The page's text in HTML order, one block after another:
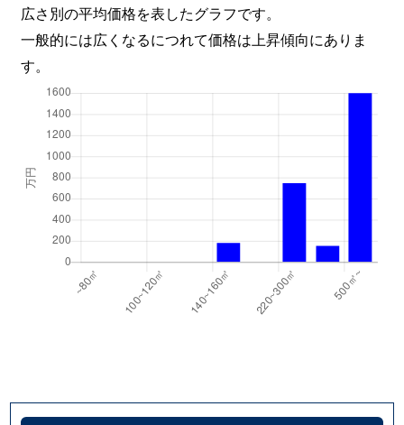
広さ別の平均価格を表したグラフです。
一般的には広くなるにつれて価格は上昇傾向にありま
す。